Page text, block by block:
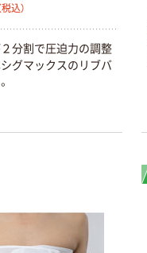
税込）
分割で圧迫力の調整
グマックスのリブバ